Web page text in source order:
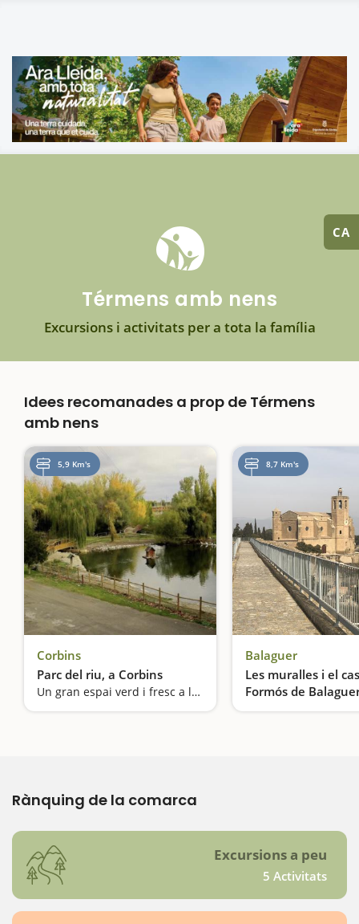
CA
Térmens amb nens
Excursions i activitats per a tota la família
Idees recomanades a prop de Térmens
amb nens
5,9 Km's
Corbins
Parc del riu, a Corbins
Un gran espai verd i fresc a la vora del poble
8,7 Km's
Balaguer
Les muralles i el
Formós de
Rànquing de la comarca
Excursions a peu
5 Activitats